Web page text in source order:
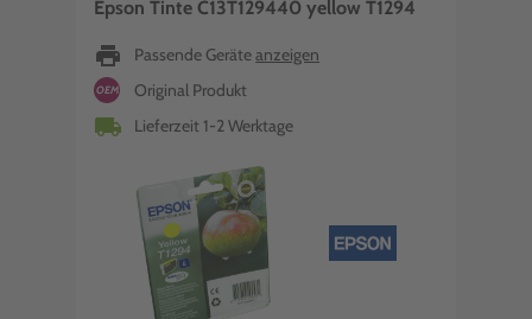
Epson Tinte C13T129440 yellow T1294
print Passende Geräteanzeigen
OEM Original Produkt
local_shipping Lieferzeit 1-2 Werktage